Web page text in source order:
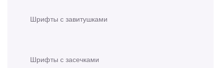
Шрифты с завитушками
Шрифты с засечками